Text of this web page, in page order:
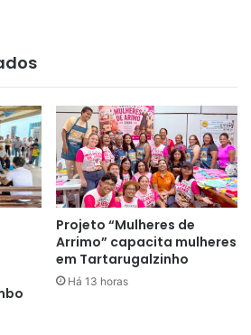
de cuidador, tradutor
Projeto “Mulheres de
Arrimo” capacita mulheres
em Tartarugalzinho
Há 13 horas